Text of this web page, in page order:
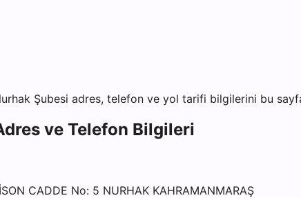
Şubesi adres, telefon ve yol tarifi bilgilerini bu
ve Telefon Bilgileri
CADDE No: 5 NURHAK KAHRAMANMARAŞ